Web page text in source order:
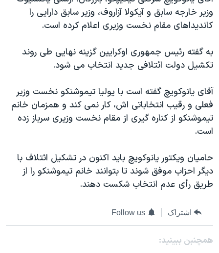
جستجوویژه برنامه‌ها
ویدیوها
حقوق شهروندی
علم و فناوری
اسرائیل در جنگ
گالری عکس
۲۵۰سالگی آمریکا
بایگانی برنامه‌های تلویزیونی
انتخابات ریاست جمهوری آمریکا ۲۰۲۴
رمز مهسا
ورزش زنان در ایران
اعتراضات زن، زندگی، آزادی
تریبونال مردمی آبان ۹۸
دادگاه حمید نوری
قانون شفافیت دارائی کادر رهبری ایران
اعتراضات مردمی آبان ۹۸
یادگیری زبان انگلیسی
زبانهای مختلف
وزیر خارجه سابق و آیکولا آزاروف، وزیر سابق دارایی را
کاندیداهای مقام نخست وزیری اعلام کرده است.
به گفته رئیس جمهوری اوکرایین گزینه نهایی طی روند
تکشیل دولت ائتلافی جدید انتخاب می شود.
آقای یانوکویچ گفته است با یولیا تیموشنکو نخست وزیر
فعلی و رقیب انتخاباتی اش، کار نمی کند و همزمان خانم
تیموشنکو از کناره گیری از مقام نخست وزیری سرباز زده
است.
حامیان ویکتور یانوکویچ باید اکنون در تشکیل ائتلاف با
دیگر احزاب موفق شوند تا بتوانند خانم تیموشنکو را از
طریق رأی عدم انتخاب شکست دهند.
اشتراک Follow us
همچنبن ببینید: